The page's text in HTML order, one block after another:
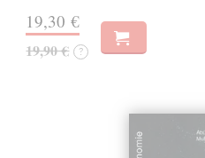
19,30 €
19,90 € ?